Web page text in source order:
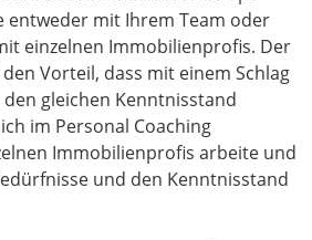
mit Ihrem Team oder
einzelnen Immobilienprofis. Der
Vorteil, dass mit einem Schlag
gleichen Kenntnisstand
im Personal Coaching
Immobilienprofis arbeite und
und den Kenntnisstand